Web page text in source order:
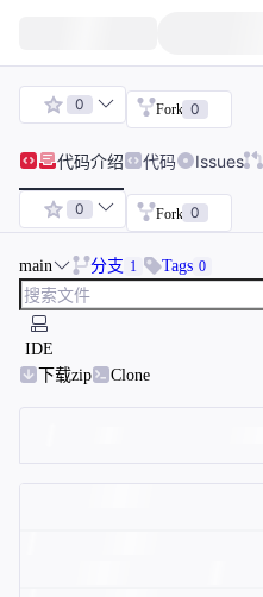
0 Fork 0
代码介绍 代码 Issues
0 Fork 0
main 分支 1 Tags 0
IDE
下载zip
Clone